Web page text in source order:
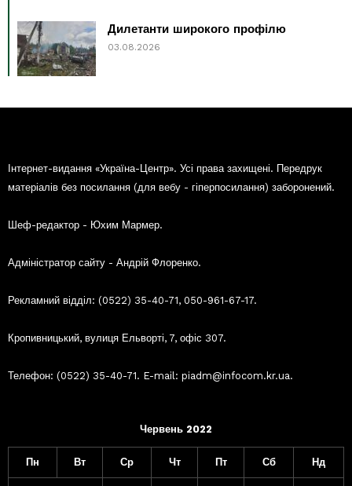
Дилетанти широкого профілю
03.08.2026
Інтернет-видання «Україна-Центр». Усі права захищені. Передрук
матеріалів без посилання (для вебу - гіперпосилання) заборонений.
Шеф-редактор - Юхим Мармер.
Адміністратор сайту - Андрій Флоренко.
Рекламний відділ: (0522) 35-40-71, 050-961-67-17.
Кропивницький, вулиця Ельворті, 7, офіс 307.
Телефон: (0522) 35-40-71. E-mail: piadm@infocom.kr.ua.
Червень 2022
Пн Вт Ср Чт Пт Сб Нд